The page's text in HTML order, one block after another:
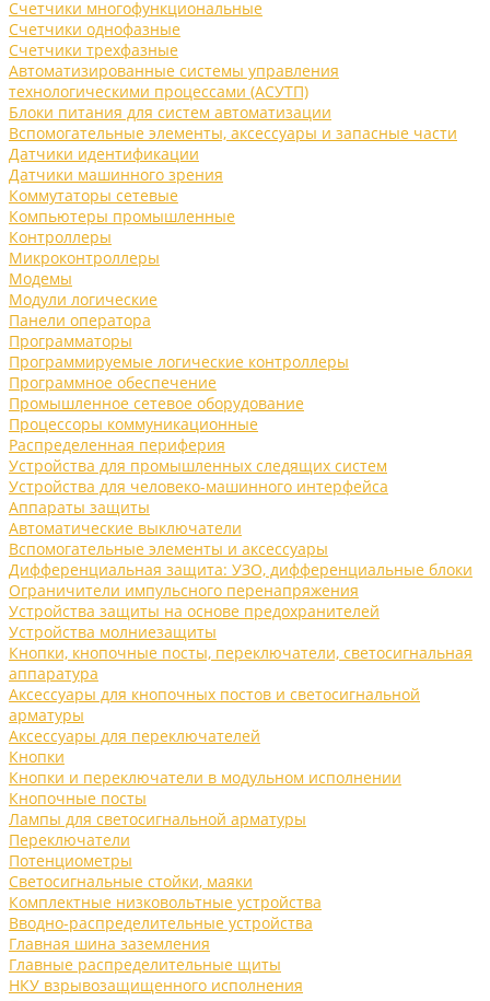
Счетчики многофункциональные
Счетчики однофазные
Счетчики трехфазные
Автоматизированные системы управления
технологическими процессами (АСУТП)
Блоки питания для систем автоматизации
Вспомогательные элементы, аксессуары и запасные части
Датчики идентификации
Датчики машинного зрения
Коммутаторы сетевые
Компьютеры промышленные
Контроллеры
Микроконтроллеры
Модемы
Модули логические
Панели оператора
Программаторы
Программируемые логические контроллеры
Программное обеспечение
Промышленное сетевое оборудование
Процессоры коммуникационные
Распределенная периферия
Устройства для промышленных следящих систем
Устройства для человеко-машинного интерфейса
Аппараты защиты
Автоматические выключатели
Вспомогательные элементы и аксессуары
Дифференциальная защита: УЗО, дифференциальные блоки
Ограничители импульсного перенапряжения
Устройства защиты на основе предохранителей
Устройства молниезащиты
Кнопки, кнопочные посты, переключатели, светосигнальная
аппаратура
Аксессуары для кнопочных постов и светосигнальной
арматуры
Аксессуары для переключателей
Кнопки
Кнопки и переключатели в модульном исполнении
Кнопочные посты
Лампы для светосигнальной арматуры
Переключатели
Потенциометры
Светосигнальные стойки, маяки
Комплектные низковольтные устройства
Вводно-распределительные устройства
Главная шина заземления
Главные распределительные щиты
НКУ взрывозащищенного исполнения